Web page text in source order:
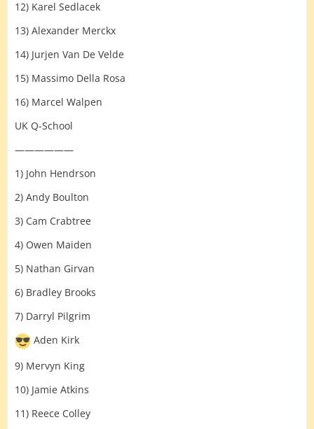
12) Karel Sedlacek
13) Alexander Merckx
14) Jurjen Van De Velde
15) Massimo Della Rosa
16) Marcel Walpen
UK Q-School
——————
1) John Hendrson
2) Andy Boulton
3) Cam Crabtree
4) Owen Maiden
5) Nathan Girvan
6) Bradley Brooks
7) Darryl Pilgrim
Aden Kirk
9) Mervyn King
10) Jamie Atkins
11) Reece Colley